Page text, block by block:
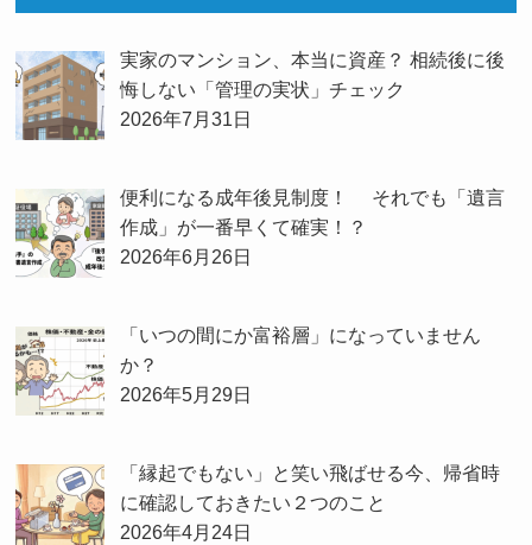
実家のマンション、本当に資産？ 相続後に後
悔しない「管理の実状」チェック
2026年7月31日
便利になる成年後見制度！ それでも「遺言
作成」が一番早くて確実！？
2026年6月26日
「いつの間にか富裕層」になっていません
か？
2026年5月29日
「縁起でもない」と笑い飛ばせる今、帰省時
に確認しておきたい２つのこと
2026年4月24日